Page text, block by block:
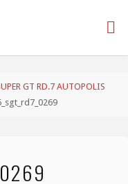
GT RD.7 AUTOPOLIS